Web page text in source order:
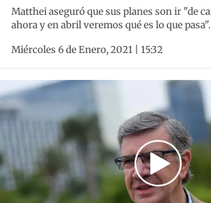
Matthei aseguró que sus planes son ir "de
ahora y en abril veremos qué es lo que pasa".
Miércoles 6 de Enero, 2021 | 15:32